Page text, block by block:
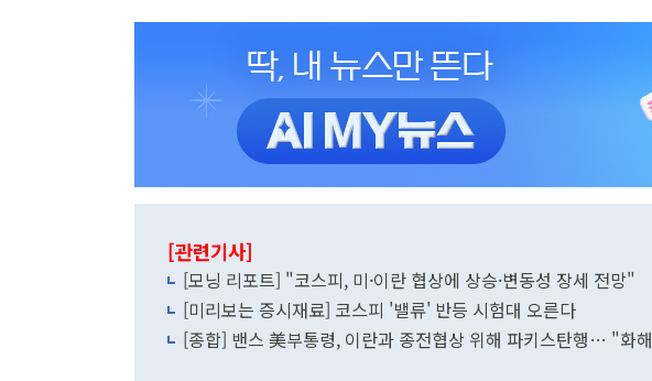
[관련기사]
[모닝 리포트] "코스피, 미·이란 협상에 상승·변동성 장세 전망"
[미리보는 증시재료] 코스피 '밸류' 반등 시험대 오른다
[종합] 밴스 美부통령, 이란과 종전협상 위해 파키스탄행… "화